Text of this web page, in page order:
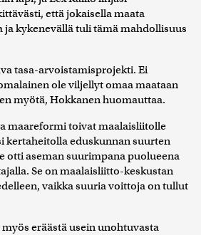
että jokaisella maata
ja kykenevällä tuli tämä mahdollisuus
tasa-arvoistamisprojekti. Ei
ole viljellyt omaa maataan
myötä, Hokkanen huomauttaa.
maareformi toivat maalaisliitolle
kertaheitolla eduskunnan suurten
otti aseman suurimpana puolueena
Se on maalaisliitto-keskustan
vaikka suuria voittoja on tullut
eräästä usein unohtuvasta